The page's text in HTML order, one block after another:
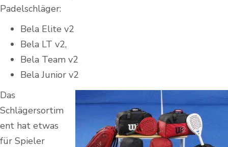
Padelschläger:
Bela Elite v2
Bela LT v2,
Bela Team v2
Bela Junior v2
Das
Schlägersortim
ent hat etwas
für Spieler